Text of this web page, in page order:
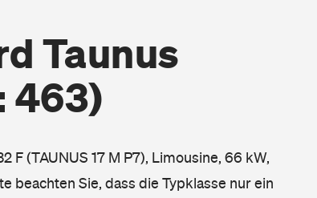
Taunus
463)
F (TAUNUS 17 M P7), Limousine, 66 kW,
beachten Sie, dass die Typklasse nur ein